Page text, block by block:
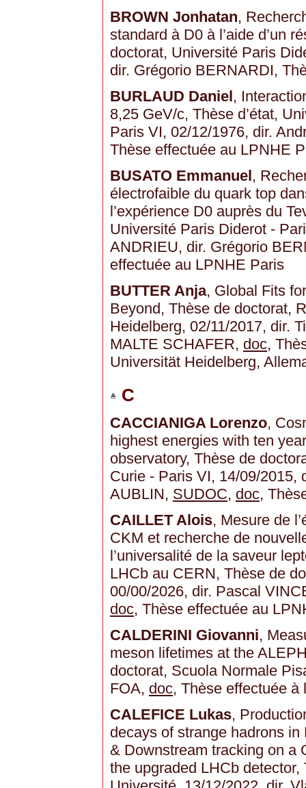
BROWN Jonhatan,
standard à D0 à l’aide d’un
doctorat, Université Paris
dir. Grégorio BERNARDI,
BURLAUD Daniel,
8,25 GeV/c, Thèse d’état,
Paris VI, 02/12/1976, dir.
Thèse effectuée au LPNHE
BUSATO Emmanuel,
électrofaible du quark top
l’expérience D0 auprès du
Université Paris Diderot -
ANDRIEU, dir. Grégorio
effectuée au LPNHE Paris
BUTTER Anja, Global Fits
Beyond, Thèse de doctorat,
Heidelberg, 02/11/2017, dir.
MALTE SCHAFER, doc,
Universität Heidelberg,
C
CACCIANIGA Lorenzo,
highest energies with ten
observatory, Thèse de
Curie - Paris VI, 14/09/2015,
AUBLIN, SUDOC, doc,
CAILLET Alois, Mesure de
CKM et recherche de
l’universalité de la saveur
LHCb au CERN, Thèse de
00/00/2026, dir. Pascal
doc, Thèse effectuée au
CALDERINI Giovanni,
meson lifetimes at the
doctorat, Scuola Normale
FOA, doc, Thèse effectuée à
CALEFICE Lukas,
decays of strange hadrons
& Downstream tracking on a
the upgraded LHCb